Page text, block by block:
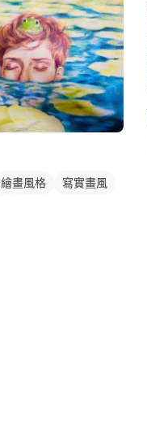
繪畫風格
寫實畫風